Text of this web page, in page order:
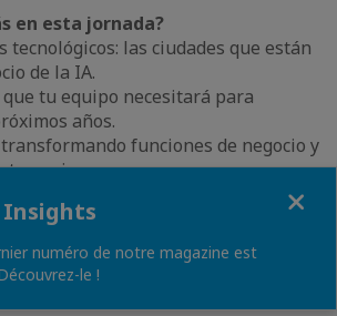
en esta jornada?
tecnológicos: las ciudades que están
de la IA.
tu equipo necesitará para
años.
funciones de negocio y
en el comercio internacional
8:00 a.m. a 1:00 p.m.
Insights
numéro de notre magazine est
le !